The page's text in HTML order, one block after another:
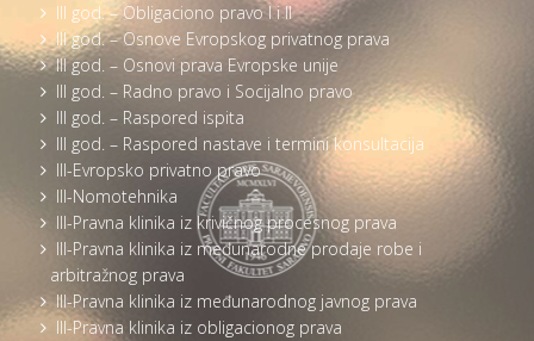
III god. – Obligaciono pravo I i II
III god. – Osnove Evropskog privatnog prava
III god. – Osnovi prava Evropske unije
III god. – Radno pravo i Socijalno pravo
III god. – Raspored ispita
III god. – Raspored nastave i termini konsultacija
III-Evropsko privatno pravo
III-Nomotehnika
III-Pravna klinika iz krivičnog procesnog prava
III-Pravna klinika iz međunarodne prodaje robe i
arbitražnog prava
III-Pravna klinika iz međunarodnog javnog prava
III-Pravna klinika iz obligacionog prava